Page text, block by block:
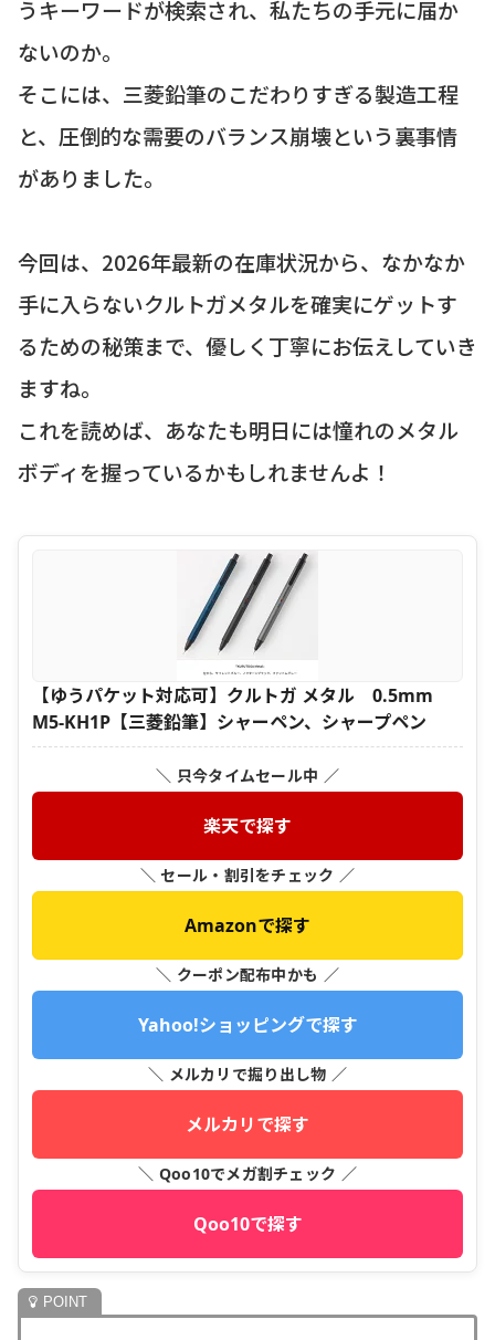
うキーワードが検索され、私たちの手元に届か
ないのか。
そこには、三菱鉛筆のこだわりすぎる製造工程
と、圧倒的な需要のバランス崩壊という裏事情
がありました。
今回は、2026年最新の在庫状況から、なかなか
手に入らないクルトガメタルを確実にゲットす
るための秘策まで、優しく丁寧にお伝えしていき
ますね。
これを読めば、あなたも明日には憧れのメタル
ボディを握っているかもしれませんよ！
【ゆうパケット対応可】クルトガ メタル 0.5mm
M5-KH1P【三菱鉛筆】シャーペン、シャープペン
＼ 只今タイムセール中 ／
楽天で探す
＼ セール・割引をチェック ／
Amazonで探す
＼ クーポン配布中かも ／
Yahoo!ショッピングで探す
＼ メルカリで掘り出し物 ／
メルカリで探す
＼ Qoo10でメガ割チェック ／
Qoo10で探す